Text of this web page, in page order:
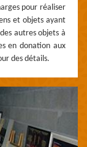
pour réaliser
et objets ayant
autres objets à
en donation aux
des détails.